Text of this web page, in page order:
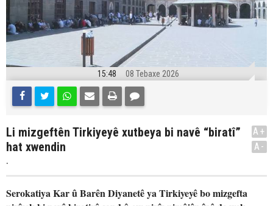
15:48 08 Tebaxe 2026
Li mizgeftên Tirkiyeyê xutbeya bi navê “biratî”
hat xwendin
.
A+
A-
Serokatiya Kar û Barên Diyanetê ya Tirkiyeyê bo mizgefta